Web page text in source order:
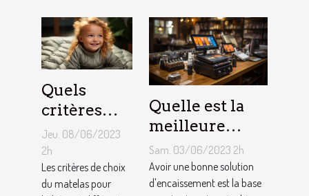
Quels
critères
pour
choisir un
matelas de
bébé ?
Jeu. 08/06/2023
2h
Les critères de choix
du matelas pour
Quelle est la
meilleure
solution
d'encaissement
pour votre
Sam. 03/06/2023 2h
Avoir une bonne solution
d'encaissement est la base